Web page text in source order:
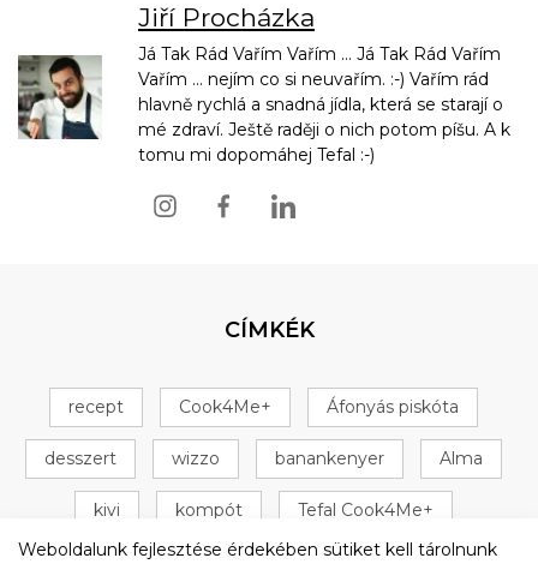
Jiří Procházka
Já Tak Rád Vařím Vařím ... Já Tak Rád Vařím
Vařím ... nejím co si neuvařím. :-) Vařím rád
hlavně rychlá a snadná jídla, která se starají o
mé zdraví. Ještě raději o nich potom píšu. A k
tomu mi dopomáhej Tefal :-)
CÍMKÉK
recept Cook4Me+ Áfonyás piskóta
desszert wizzo banankenyer Alma
kivi kompót Tefal Cook4Me+
+ 16 következő
Weboldalunk fejlesztése érdekében sütiket kell tárolnunk